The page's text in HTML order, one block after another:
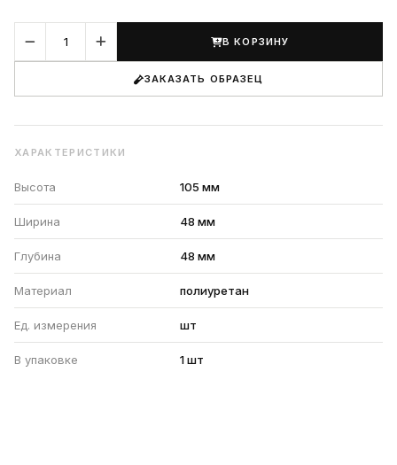
В КОРЗИНУ
ЗАКАЗАТЬ ОБРАЗЕЦ
ХАРАКТЕРИСТИКИ
Высота 105 мм
Ширина 48 мм
Глубина 48 мм
Материал полиуретан
Ед. измерения шт
В упаковке 1 шт